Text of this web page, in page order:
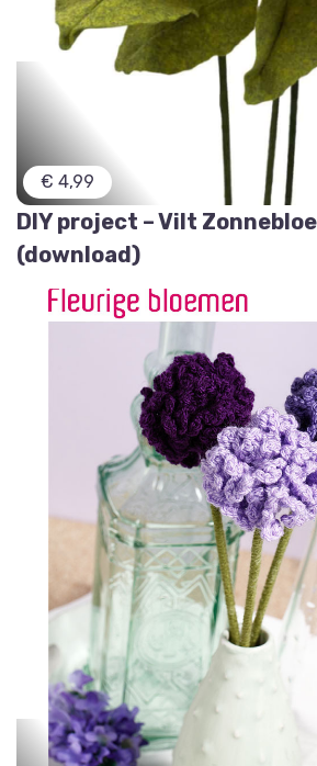
€ 4,99
DIY project – Vilt
(download)